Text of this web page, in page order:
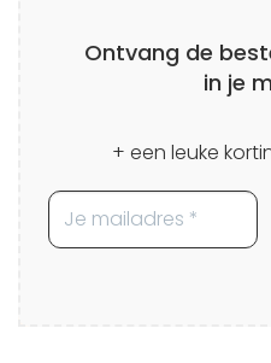
Ontvang de
in je
+ een leuke